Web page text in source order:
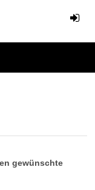
gewünschte